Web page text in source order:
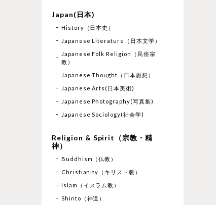
Japan(日本)
History（日本史）
Japanese Literature（日本文学）
Japanese Folk Religion（民俗宗
教）
Japanese Thought（日本思想）
Japanese Arts(日本美術)
Japanese Photography(写真集)
Japanese Sociology(社会学)
Religion & Spirit（宗教・精
神）
Buddhism（仏教）
Christianity（キリスト教）
Islam（イスラム教）
Shinto（神道）